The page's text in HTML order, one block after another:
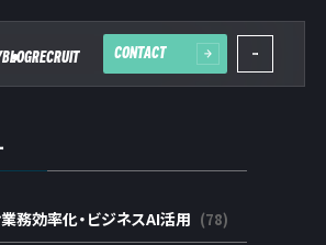
BLOGRECRUIT CONTACT
務効率化・ビジネスAI活用 (78)